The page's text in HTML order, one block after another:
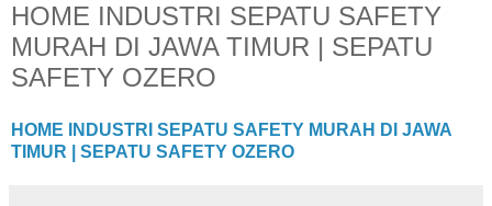
HOME INDUSTRI SEPATU SAFETY
MURAH DI JAWA TIMUR | SEPATU
SAFETY OZERO
HOME INDUSTRI SEPATU SAFETY MURAH DI JAWA
TIMUR | SEPATU SAFETY OZERO